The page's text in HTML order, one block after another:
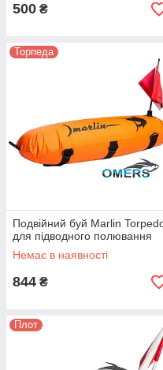
500 ₴
Торпеда
Подвійний буй Marlin
для підводного полювання
Немає в наявності
844 ₴
Плот